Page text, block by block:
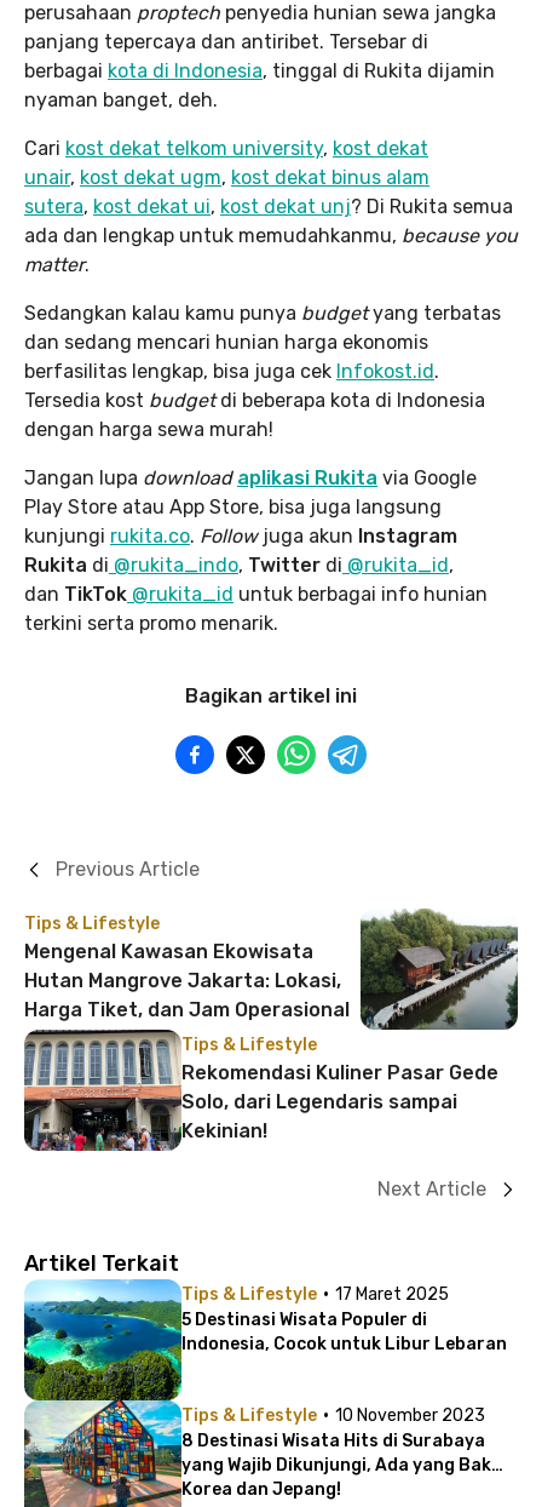
perusahaan proptech penyedia hunian sewa jangka
panjang tepercaya dan antiribet. Tersebar di
berbagai kota di Indonesia, tinggal di Rukita dijamin
nyaman banget, deh.
Cari kost dekat telkom university, kost dekat
unair, kost dekat ugm, kost dekat binus alam
sutera, kost dekat ui, kost dekat unj? Di Rukita semua
ada dan lengkap untuk memudahkanmu, because you
matter.
Sedangkan kalau kamu punya budgetyang terbatas
dan sedang mencari hunian harga ekonomis
berfasilitas lengkap, bisa juga cek Infokost.id.
Tersedia kost budgetdi beberapa kota di Indonesia
dengan harga sewa murah!
Jangan lupa download aplikasi Rukita via Google
Play Store atau App Store, bisa juga langsung
kunjungi rukita.co. Followjuga akun Instagram
Rukita di @rukita_indo, Twitter di @rukita_id,
dan TikTok @rukita_id untuk berbagai info hunian
terkini serta promo menarik.
Bagikan artikel ini
Tips & Lifestyle
Mengenal Kawasan Ekowisata
Hutan Mangrove Jakarta: Lokasi,
Harga Tiket, dan Jam Operasional
Previous Article
Tips & Lifestyle
Rekomendasi Kuliner Pasar Gede
Solo, dari Legendaris sampai
Kekinian!
Next Article
Artikel Terkait
Tips & Lifestyle · 17 Maret 2025
5 Destinasi Wisata Populer di
Indonesia, Cocok untuk Libur Lebaran
Tips & Lifestyle · 10 November 2023
8 Destinasi Wisata Hits di Surabaya
yang Wajib Dikunjungi, Ada yang Bak
Korea dan Jepang!